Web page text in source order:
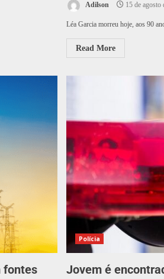
Adilson 15 de agosto
Léa Garcia morreu hoje, aos 90
Read More
fontes
Polícia
Jovem é